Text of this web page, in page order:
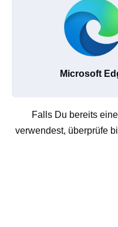
Microsoft
Falls Du bereits
verwendest, überprüfe